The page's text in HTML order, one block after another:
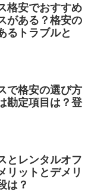
格安でおすすめ
がある？格安の
るトラブルと
で格安の選び方
勘定項目は？登
とレンタルオフ
リットとデメリ
は？